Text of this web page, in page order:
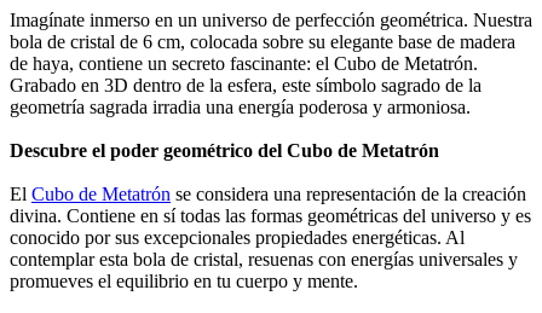
Imagínate inmerso en un universo de perfección geométrica. Nuestra
bola de cristal de 6 cm, colocada sobre su elegante base de madera
de haya, contiene un secreto fascinante: el Cubo de Metatrón.
Grabado en 3D dentro de la esfera, este símbolo sagrado de la
geometría sagrada irradia una energía poderosa y armoniosa.
Descubre el poder geométrico del Cubo de Metatrón
El Cubo de Metatrón se considera una representación de la creación
divina. Contiene en sí todas las formas geométricas del universo y es
conocido por sus excepcionales propiedades energéticas. Al
contemplar esta bola de cristal, resuenas con energías universales y
promueves el equilibrio en tu cuerpo y mente.